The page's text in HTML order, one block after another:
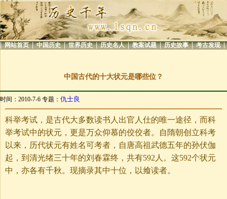
| 网站首页 | 中国历史 | 世界历史 | 历史名人 | 教案试题 | 历史故事 | 考古发现 |
中国古代的十大状元是哪些位？
时间：2010-7-6 专题： 仇士良
科举考试，是古代大多数读书人出官人仕的唯一途径，而科
举考试中的状元，更是万众仰慕的佼佼者。自隋朝创立科考
以来，历代状元有姓名可考者，自唐高祖武德五年的孙伏伽
起，到清光绪三十年的刘春霖终，共有592人。这592个状元
中，亦各有千秋。现摘录其中十位，以飨读者。